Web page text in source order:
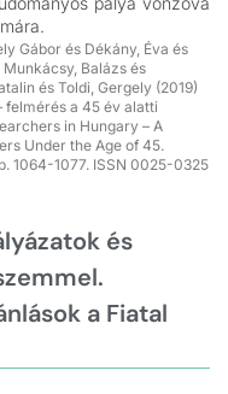
Gábor és Dékány, Éva és
Balázs és
és Toldi, Gergely (2019)
felmérés a 45 év alatti
in Hungary – A
Under the Age of 45.
1064-1077. ISSN 0025-0325
és
a Fiatal